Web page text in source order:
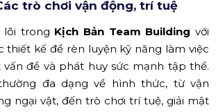
trò chơi vận động, trí tuệ
lõi trong Kịch Bản Team Building với
thiết kế để rèn luyện kỹ năng làm việc
vấn đề và phát huy sức mạnh tập thể.
đa dạng về hình thức, từ vận
ngại vật, đến trò chơi trí tuệ, giải mật